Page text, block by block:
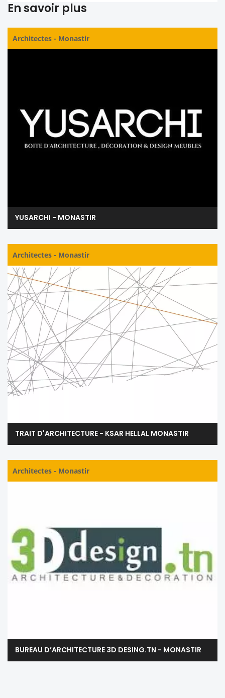
En savoir plus
Architectes - Monastir
YUSARCHI - MONASTIR
Architectes - Monastir
TRAIT D'ARCHITECTURE - KSAR HELLAL MONASTIR
Architectes - Monastir
BUREAU D’ARCHITECTURE 3D DESING.TN - MONASTIR